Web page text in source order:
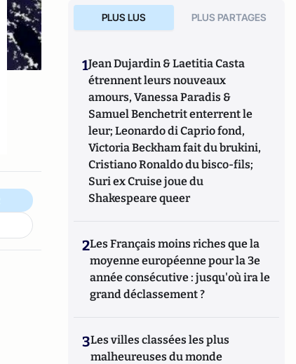
PLUS LUS PLUS PARTAGES
1Jean Dujardin & Laetitia Casta
étrennent leurs nouveaux
amours, Vanessa Paradis &
Samuel Benchetrit enterrent le
leur; Leonardo di Caprio fond,
Victoria Beckham fait du brukini,
Cristiano Ronaldo du bisco-fils;
Suri ex Cruise joue du
Shakespeare queer
2Les Français moins riches que la
moyenne européenne pour la 3e
année consécutive : jusqu'où ira le
grand déclassement ?
3Les villes classées les plus
malheureuses du monde